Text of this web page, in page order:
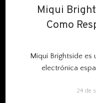
Miqui
Como
Miqui
Como
Miqui Brightside es
electrónica
24 de